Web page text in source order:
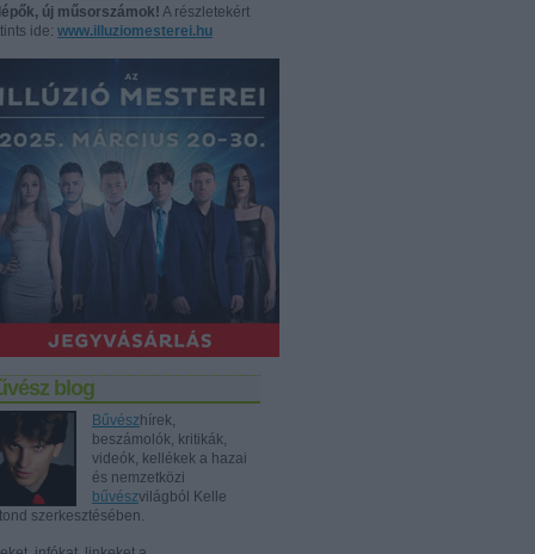
új műsorszámok! A részletekért
ide: www.illuziomesterei.hu
blog
Bűvész hírek,
beszámolók, kritikák,
videók, kellékek a hazai
és nemzetközi
bűvészvilágból Kelle
szerkesztésében.